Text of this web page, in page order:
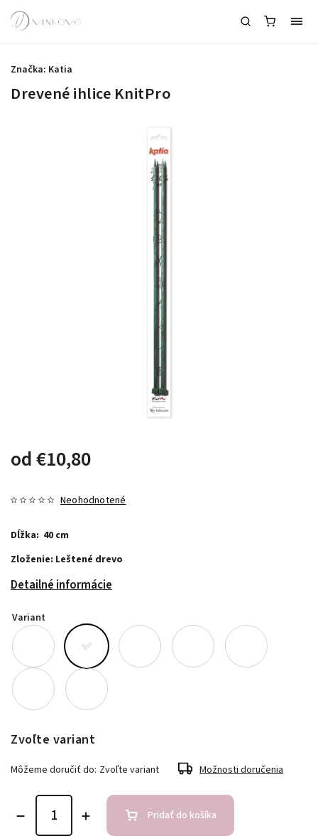
Drevené ihlice KnitPro
od€10,80
Neohodnotené
Dĺžka: 40 cm
Zloženie: Leštené drevo
Detailné informácie
Značka: Katia
Variant
Zvoľte variant
Môžeme doručiť do: Zvoľte variant Možnosti doručenia
Pridať do košíka